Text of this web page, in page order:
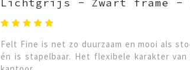
Lichtgrijs - Zwart frame -
Felt Fine is net zo duurzaam en mooi als
én is stapelbaar. Het flexibele karakter